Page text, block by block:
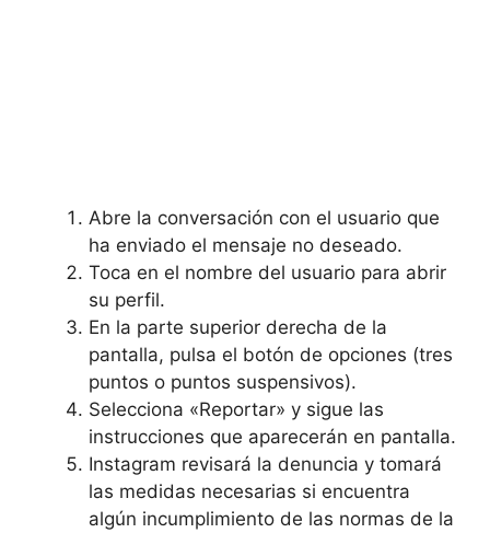
Abre la conversación con el​ usuario que
ha ⁢enviado el mensaje no deseado.
Toca en el nombre del usuario para abrir
su perfil.
En ​la​ parte superior derecha de la⁤
pantalla, pulsa ‌el botón de ⁤opciones (tres
puntos o puntos suspensivos).
Selecciona «Reportar» y sigue las
instrucciones que aparecerán en pantalla.
Instagram revisará la denuncia y tomará
las medidas necesarias​ si encuentra
algún incumplimiento de las normas de la